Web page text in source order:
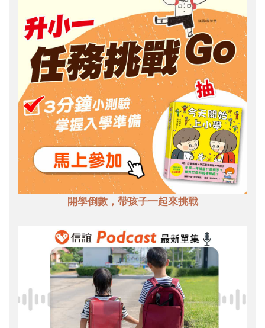
開學倒數，帶孩子一起來挑戰